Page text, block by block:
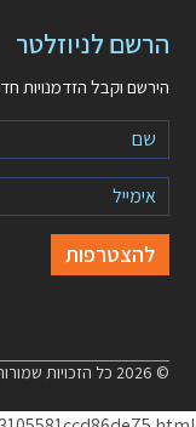
הרשם לניוזלטר
הירשם וקבל הזדמנויות
© 2026 כל הזכויות שמורות - המרכז לקידום זכיינות בישראל